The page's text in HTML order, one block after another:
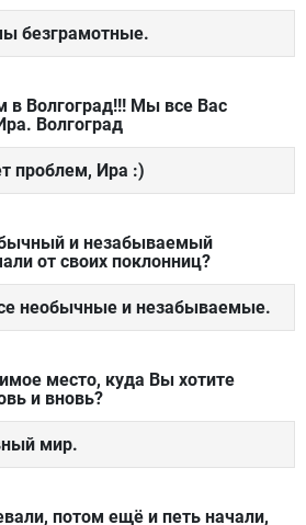
безграмотные.
в Волгоград!!! Мы все Вас
Волгоград
проблем, Ира :)
и незабываемый
от своих поклонниц?
необычные и незабываемые.
место, куда Вы хотите
и вновь?
мир.
потом ещё и петь начали,